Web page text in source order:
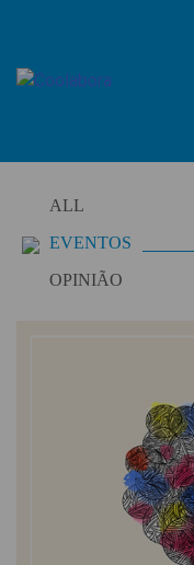
content
ALL
EVENTOS
OPINIÃO